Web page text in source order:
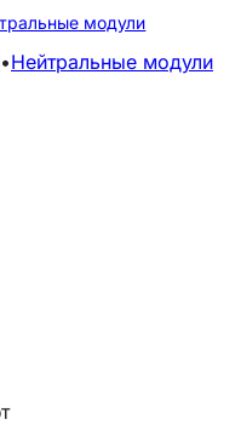
модули
•Нейтральные модули